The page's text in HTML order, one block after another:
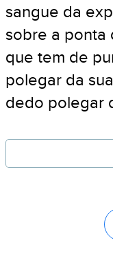
sangue da
sobre a ponta
que tem de
polegar da
dedo polegar